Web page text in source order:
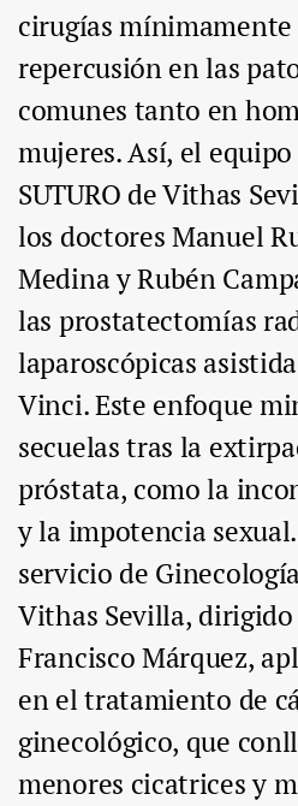
cirugías
repercusión en las
comunes tanto en
mujeres. Así, el
SUTURO de Vithas
los doctores Manuel
Medina y Rubén
las prostatectomías
laparoscópicas
Vinci. Este enfoque
secuelas tras la
próstata, como la
y la impotencia
servicio de
Vithas Sevilla,
Francisco Márquez,
en el tratamiento de
ginecológico, que
menores cicatrices y